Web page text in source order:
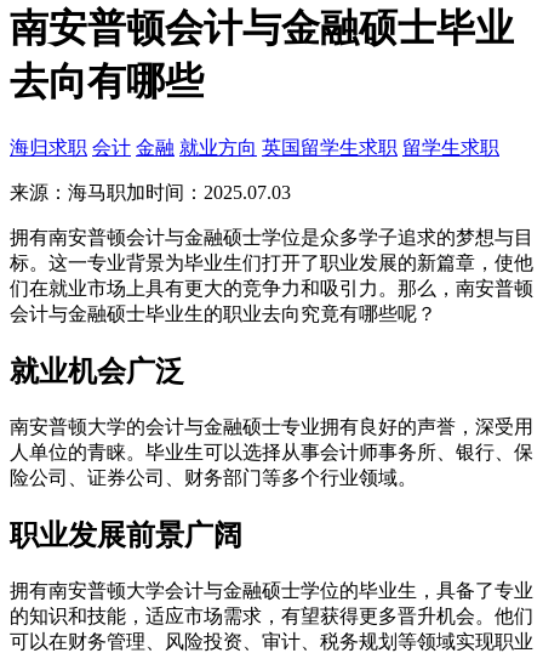
南安普顿会计与金融硕士毕业
去向有哪些
海归求职 会计 金融 就业方向 英国留学生求职 留学生求职
来源：海马职加时间：2025.07.03
拥有南安普顿会计与金融硕士学位是众多学子追求的梦想与目
标。这一专业背景为毕业生们打开了职业发展的新篇章，使他
们在就业市场上具有更大的竞争力和吸引力。那么，南安普顿
会计与金融硕士毕业生的职业去向究竟有哪些呢？
就业机会广泛
南安普顿大学的会计与金融硕士专业拥有良好的声誉，深受用
人单位的青睐。毕业生可以选择从事会计师事务所、银行、保
险公司、证券公司、财务部门等多个行业领域。
职业发展前景广阔
拥有南安普顿大学会计与金融硕士学位的毕业生，具备了专业
的知识和技能，适应市场需求，有望获得更多晋升机会。他们
可以在财务管理、风险投资、审计、税务规划等领域实现职业